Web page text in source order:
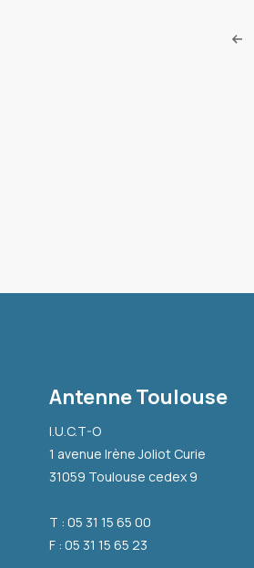
Antenne Toulouse
I.U.C.T-O
1 avenue Irène Joliot Curie
31059 Toulouse cedex 9
T : 05 31 15 65 00
F : 05 31 15 65 23